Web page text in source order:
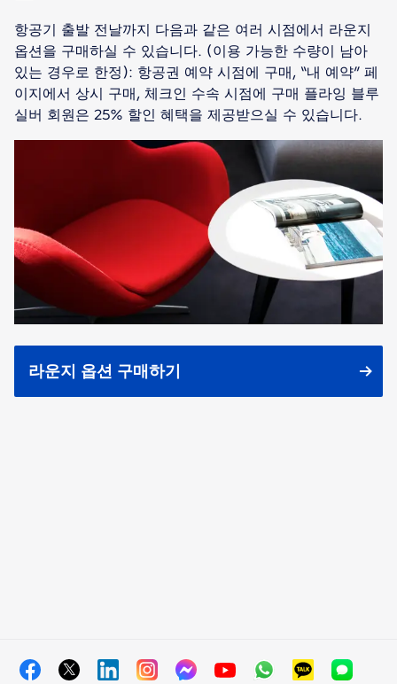
항공기 출발 전날까지 다음과 같은 여러 시점에서 라운지
옵션을 구매하실 수 있습니다. (이용 가능한 수량이 남아
있는 경우로 한정): 항공권 예약 시점에 구매, “내 예약” 페
이지에서 상시 구매, 체크인 수속 시점에 구매 플라잉 블루
라운지 옵션 구매하기